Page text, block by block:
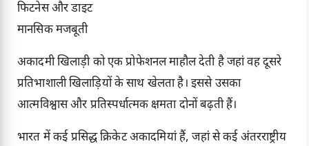
फिटनेस और डाइट
मानसिक मजबूती
अकादमी खिलाड़ी को एक प्रोफेशनल माहौल देती है जहां वह दूसरे
प्रतिभाशाली खिलाड़ियों के साथ खेलता है। इससे उसका
आत्मविश्वास और प्रतिस्पर्धात्मक क्षमता दोनों बढ़ती हैं।
भारत में कई प्रसिद्ध क्रिकेट अकादमियां हैं, जहां से कई अंतरराष्ट्रीय